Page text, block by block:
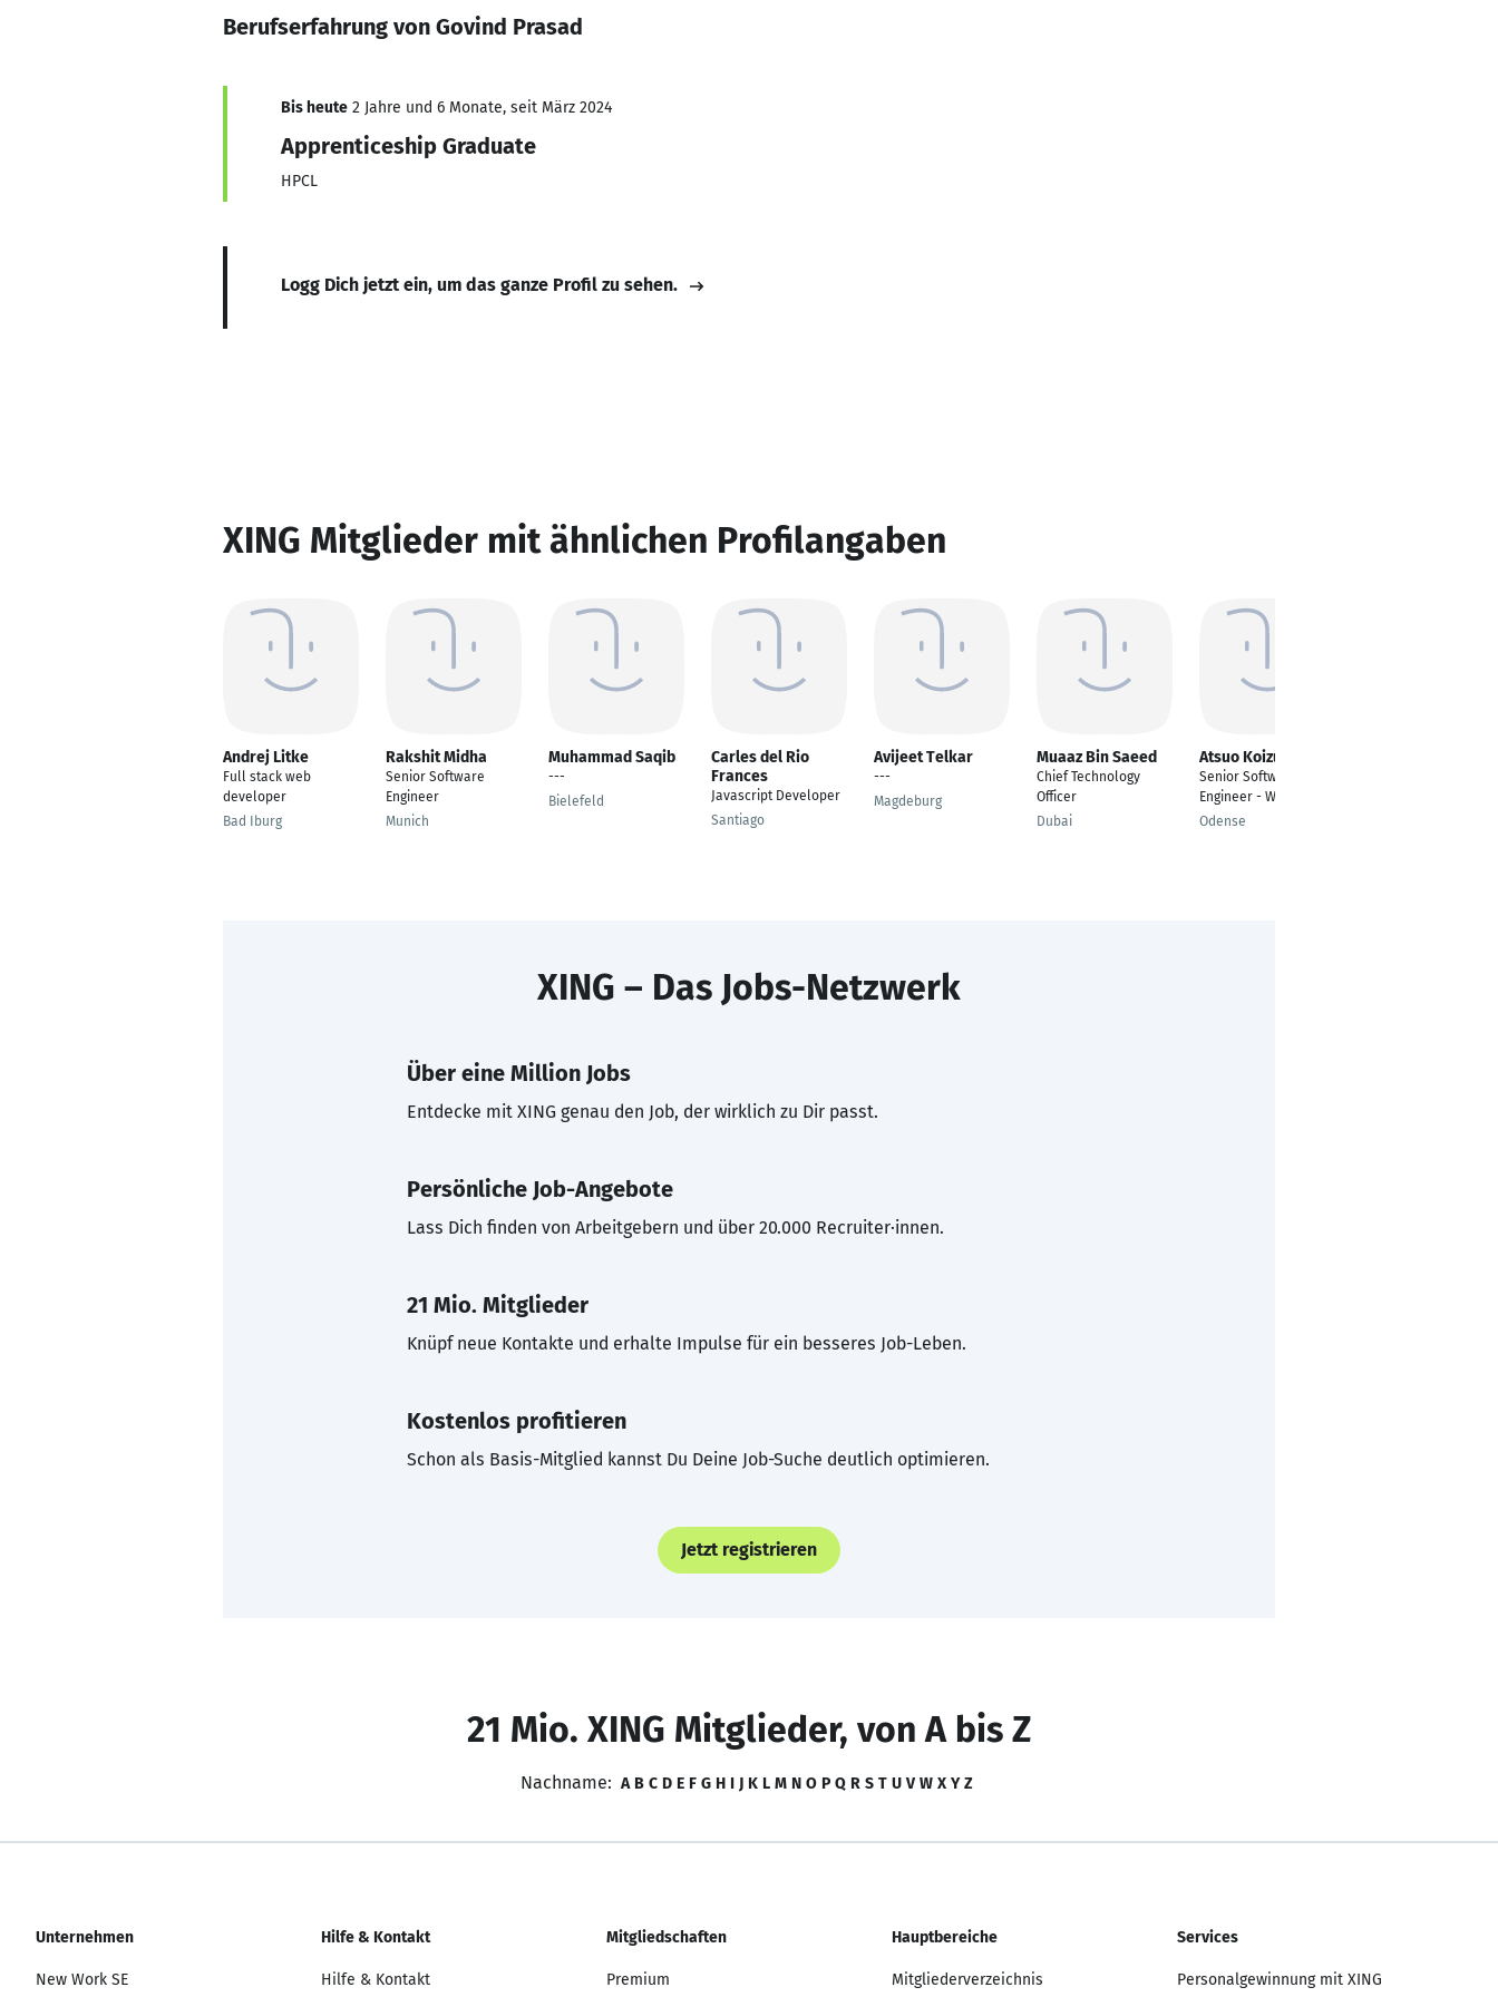
Berufserfahrung von Govind Prasad
Bis heute 2 Jahre und 6 Monate, seit März 2024
Apprenticeship Graduate
HPCL
Logg Dich jetzt ein, um das ganze Profil zu sehen.
XING Mitglieder mit ähnlichen Profilangaben
Andrej Litke
Full stack web
developer
Bad Iburg
Rakshit Midha
Senior Software
Engineer
Munich
Muhammad Saqib
---
Bielefeld
Carles del Rio
Frances
Javascript Developer
Santiago
Avijeet Telkar
---
Magdeburg
Muaaz Bin Saeed
Chief Technology
Officer
Dubai
Atsuo Koizumi
Senior Software
Engineer - Web3 & AI
Odense
XING – Das Jobs-Netzwerk
Über eine Million Jobs
Entdecke mit XING genau den Job, der wirklich zu Dir passt.
Persönliche Job-Angebote
Lass Dich finden von Arbeitgebern und über 20.000 Recruiter·innen.
21 Mio. Mitglieder
Knüpf neue Kontakte und erhalte Impulse für ein besseres Job-Leben.
Kostenlos profitieren
Schon als Basis-Mitglied kannst Du Deine Job-Suche deutlich optimieren.
Jetzt registrieren
21 Mio. XING Mitglieder, von A bis Z
Nachname: A B C D E F G H I J K L M N O P Q R S T U V W X Y Z
Unternehmen
New Work SE
Hilfe & Kontakt
Hilfe & Kontakt
Mitgliedschaften
Premium
Hauptbereiche
Mitgliederverzeichnis
Services
Personalgewinnung mit XING